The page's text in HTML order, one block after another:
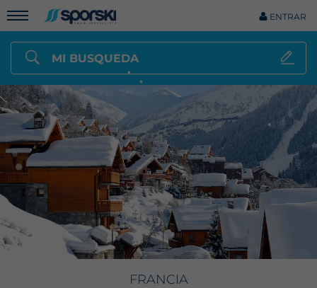
ENTRAR
MI BUSQUEDA
FRANCIA